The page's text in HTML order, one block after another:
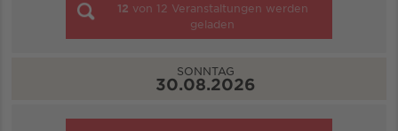
12 von 12 Veranstaltungen werden
geladen
SONNTAG
30.08.2026